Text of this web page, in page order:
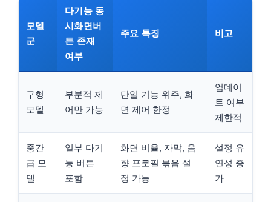
모델
군
다기능 동
시화면버
튼 존재
여부
주요 특징 비고
구형
모델
부분적 제
어만 가능
단일 기능 위주, 화
면 제어 한정
업데이
트 여부
제한적
중간
급 모
델
일부 다기
능 버튼
포함
화면 비율, 자막, 음
향 프로필 묶음 설
정 가능
설정 유
연성 증
가